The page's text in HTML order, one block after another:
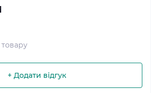
+ Додати відгук